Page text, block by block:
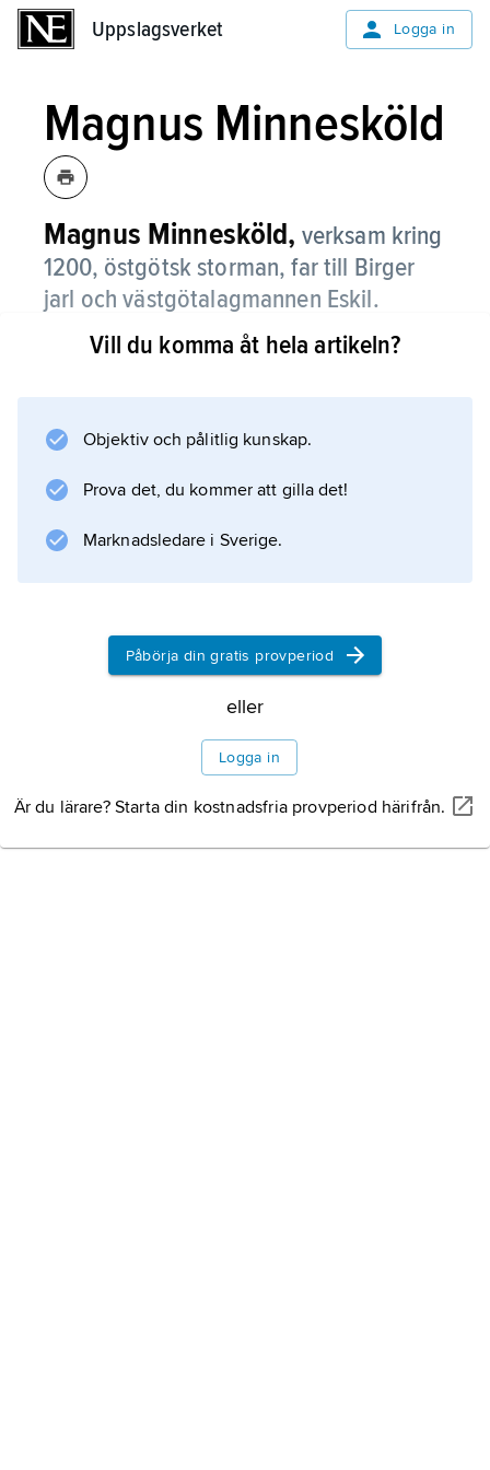
Uppslagsverket Logga in
Magnus Minnesköld
Magnus Minnesköld, verksam kring
1200, östgötsk storman, far till Birger
jarl och västgötalagmannen Eskil.
Information om artikeln
Vill du komma åt hela artikeln?
Objektiv och pålitlig kunskap.
Prova det, du kommer att gilla det!
Marknadsledare i Sverige.
Påbörja din gratis provperiod
eller
Logga in
Är du lärare? Starta din kostnadsfria provperiod härifrån.